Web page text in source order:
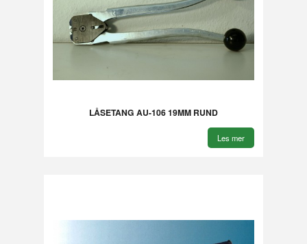
LÅSETANG AU-106 19MM RUND
Les mer